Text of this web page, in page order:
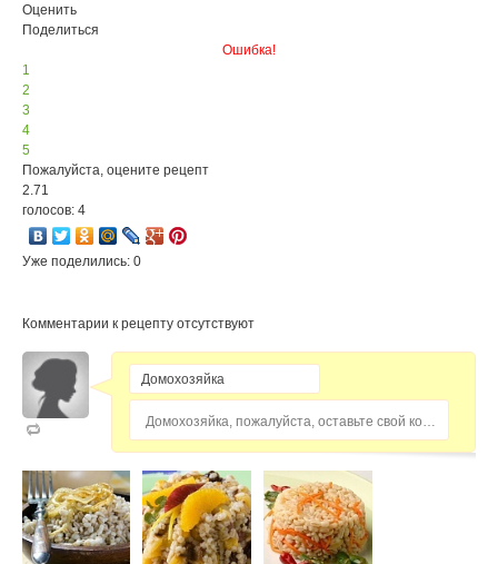
Оценить
Поделиться
Ошибка!
1
2
3
4
5
Пожалуйста, оцените рецепт
2.71
голосов: 4
Уже поделились: 0
Комментарии к рецепту отсутствуют
Домохозяйка, пожалуйста, оставьте свой комментарий...